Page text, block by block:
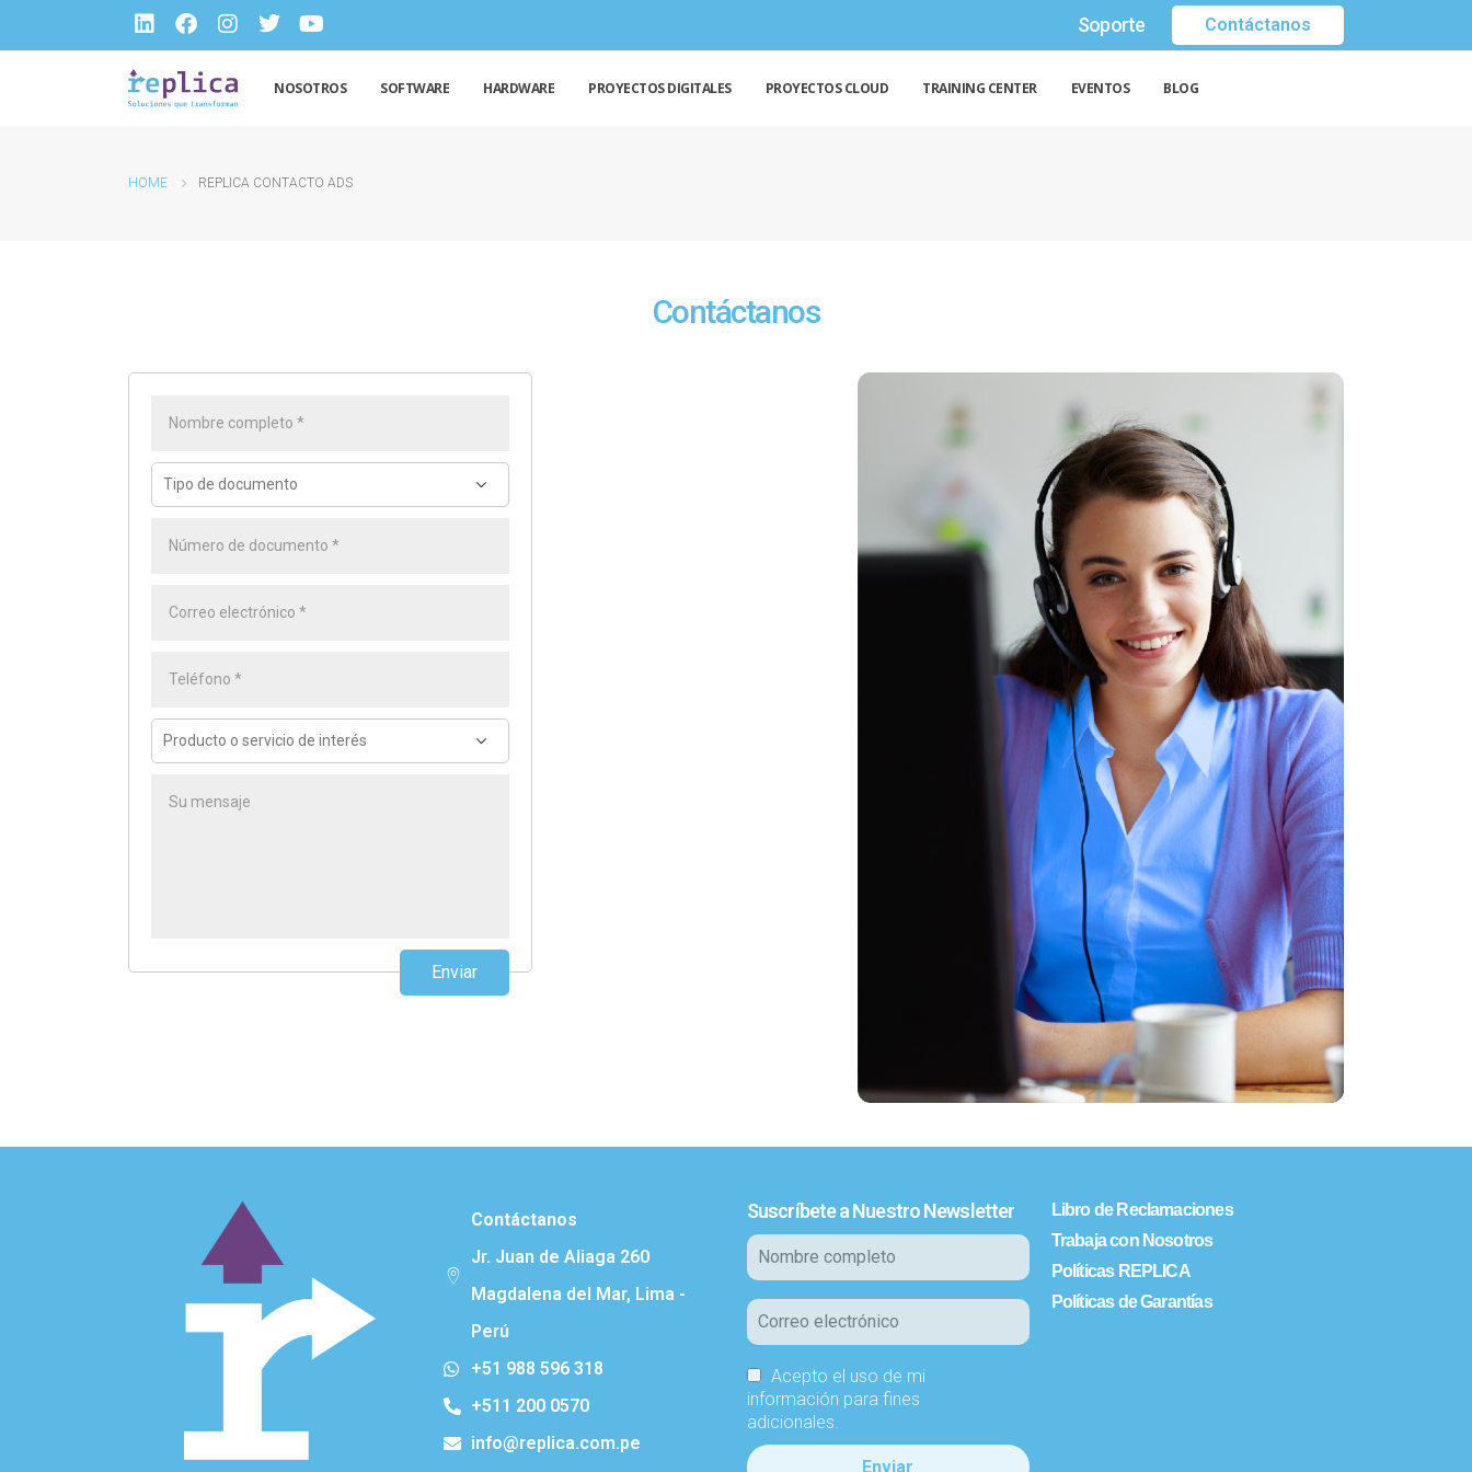
Soporte Contáctanos
NOSOTROS SOFTWARE HARDWARE PROYECTOS DIGITALES PROYECTOS CLOUD TRAINING CENTER EVENTOS BLOG
HOME REPLICA CONTACTO ADS
Contáctanos
Contáctanos
Jr. Juan de Aliaga 260
Magdalena del Mar, Lima -
Perú
+51 988 596 318
+511 200 0570
info@replica.com.pe
Suscríbete a Nuestro Newsletter
Acepto el uso de mi
información para fines
adicionales.
Libro de Reclamaciones
Trabaja con Nosotros
Políticas REPLICA
Políticas de Garantías